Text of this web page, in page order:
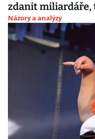
zdanit
Názory a analýzy